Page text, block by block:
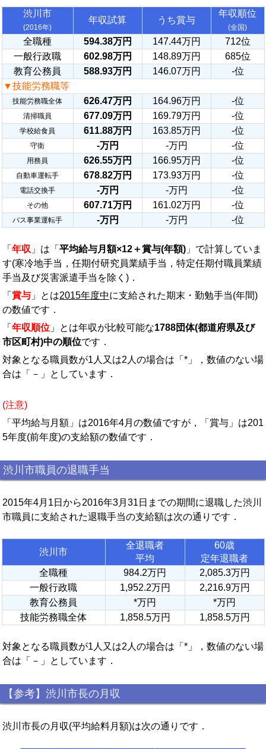
渋川市
(2016年)
年収試算 うち賞与
年収順位
(全国)
全職種 594.38万円 147.44万円
712位
一般行政職
602.98万円 148.89万円
685位
教育公務員
588.93万円 146.07万円
-位
▼技能労務職等
技能労務職全体 626.47万円 164.96万円 -位
清掃職員 677.09万円 169.79万円 -位
学校給食員 611.88万円 163.85万円 -位
守衛 -万円 -万円 -位
用務員 626.55万円 166.95万円 -位
自動車運転手 678.82万円 173.93万円 -位
電話交換手 -万円 -万円 -位
その他 607.71万円 161.02万円 -位
バス事業運転手 -万円 -万円 -位
「 年収 」は「 平均給与月額×12＋賞与(年額) 」で計算していま
す(寒冷地手当，任期付研究員業績手当，特定任期付職員業績
手当及び災害派遣手当を除く)．
「 賞与 」とは2015年度中に支給された期末・勤勉手当(年間)
の数値です．
「 年収順位 」とは年収が比較可能な1788団体(都道府県及び
市区町村)中の順位です．
対象となる職員数が1人又は2人の場合は「*」，数値のない場
合は「－」としています．
(注意)
「平均給与月額」は2016年4月の数値ですが，「賞与」は201
5年度(前年度)の支給額の数値です．
渋川市職員の退職手当
2015年4月1日から2016年3月31日までの期間に退職した渋川
市職員に支給された退職手当の支給額は次の通りです．
渋川市
全退職者
平均
60歳
定年退職者
全職種
984.2万円
2,085.3万円
一般行政職
1,952.2万円
2,216.9万円
教育公務員
*万円
*万円
技能労務職全体
1,858.5万円 1,858.5万円
対象となる職員数が1人又は2人の場合は「*」，数値のない場
合は「－」としています．
【参考】渋川市長の月収
渋川市長の月収(平均給料月額)は次の通りです．